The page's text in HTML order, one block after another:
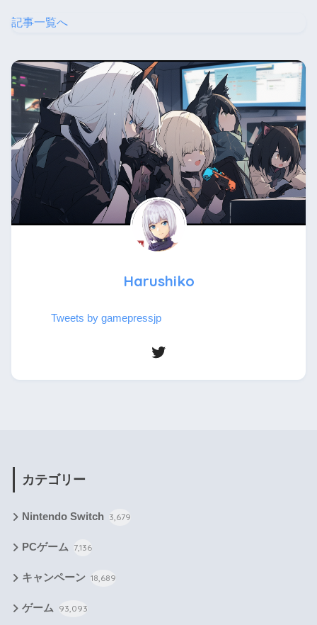
記事一覧へ
Harushiko
Tweets by gamepressjp
カテゴリー
Nintendo Switch 3,679
PCゲーム 7,136
キャンペーン 18,689
ゲーム 93,093